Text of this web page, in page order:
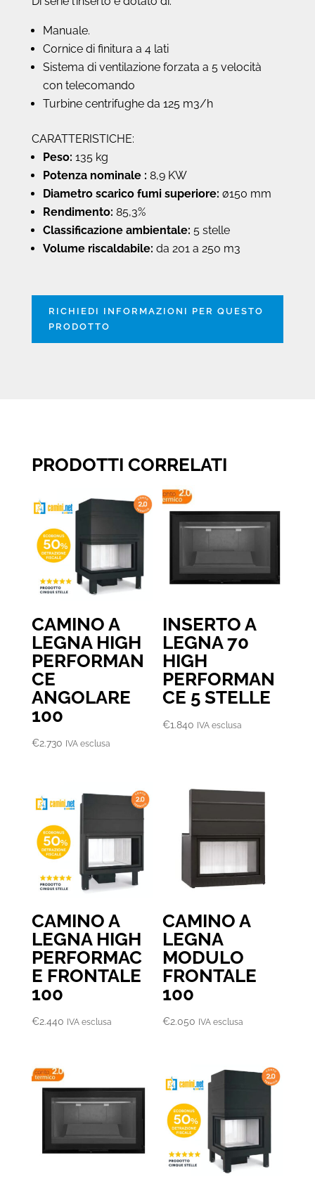
Manuale.
Cornice di finitura a 4 lati
Sistema di ventilazione forzata a 5 velocità
con telecomando
Turbine centrifughe da 125 m3/h
CARATTERISTICHE:
Peso: 135 kg
Potenza nominale : 8,9 KW
Diametro scarico fumi superiore: ø150 mm
Rendimento: 85,3%
Classificazione ambientale: 5 stelle
Volume riscaldabile: da 201 a 250 m3
RICHIEDI INFORMAZIONI PER QUESTO
PRODOTTO
PRODOTTI CORRELATI
CAMINO A
LEGNA HIGH
PERFORMAN
CE
ANGOLARE
100
€2.730 IVA esclusa
INSERTO A
LEGNA 70
HIGH
PERFORMAN
CE 5 STELLE
€1.840 IVA esclusa
CAMINO A
LEGNA HIGH
PERFORMAC
E FRONTALE
100
€2.440 IVA esclusa
CAMINO A
LEGNA
MODULO
FRONTALE
100
€2.050 IVA esclusa